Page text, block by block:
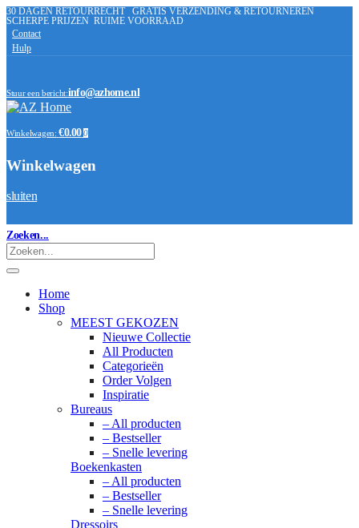
30 DAGEN RETOURRECHT GRATIS VERZENDING & RETOURNEREN
SCHERPE PRIJZEN RUIME VOORRAAD
Contact
Hulp
Stuur een bericht:info@azhome.nl
Winkelwagen: €0.00 0
Winkelwagen
sluiten
Zoeken...
Home
Shop
MEEST GEKOZEN
Nieuwe Collectie
All Producten
Categorieën
Order Volgen
Inspiratie
Bureaus
– All producten
– Bestseller
– Snelle levering
Boekenkasten
– All producten
– Bestseller
– Snelle levering
Dressoirs